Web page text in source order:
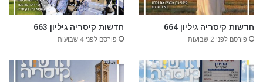
חדשות קיסריה גיליון 664
פורסם לפני 2 שבועות
חדשות קיסריה גיליון 663
פורסם לפני 4 שבועות